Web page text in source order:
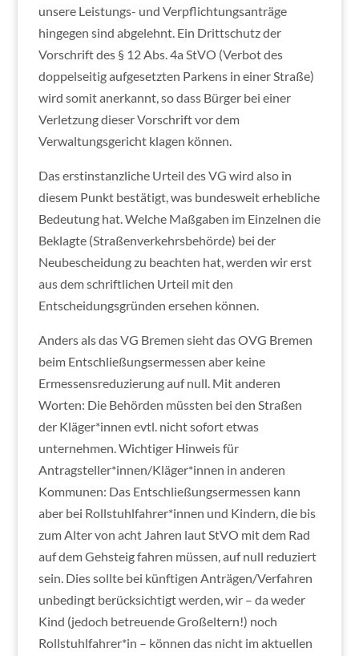
unsere Leistungs- und Verpflichtungsanträge
hingegen sind abgelehnt. Ein Drittschutz der
Vorschrift des § 12 Abs. 4a StVO (Verbot des
doppelseitig aufgesetzten Parkens in einer Straße)
wird somit anerkannt, so dass Bürger bei einer
Verletzung dieser Vorschrift vor dem
Verwaltungsgericht klagen können.
Das erstinstanzliche Urteil des VG wird also in
diesem Punkt bestätigt, was bundesweit erhebliche
Bedeutung hat. Welche Maßgaben im Einzelnen die
Beklagte (Straßenverkehrsbehörde) bei der
Neubescheidung zu beachten hat, werden wir erst
aus dem schriftlichen Urteil mit den
Entscheidungsgründen ersehen können.
Anders als das VG Bremen sieht das OVG Bremen
beim Entschließungsermessen aber keine
Ermessensreduzierung auf null. Mit anderen
Worten: Die Behörden müssten bei den Straßen
der Kläger*innen evtl. nicht sofort etwas
unternehmen. Wichtiger Hinweis für
Antragsteller*innen/Kläger*innen in anderen
Kommunen: Das Entschließungsermessen kann
aber bei Rollstuhlfahrer*innen und Kindern, die bis
zum Alter von acht Jahren laut StVO mit dem Rad
auf dem Gehsteig fahren müssen, auf null reduziert
sein. Dies sollte bei künftigen Anträgen/Verfahren
unbedingt berücksichtigt werden, wir – da weder
Kind (jedoch betreuende Großeltern!) noch
Rollstuhlfahrer*in – können das nicht im aktuellen